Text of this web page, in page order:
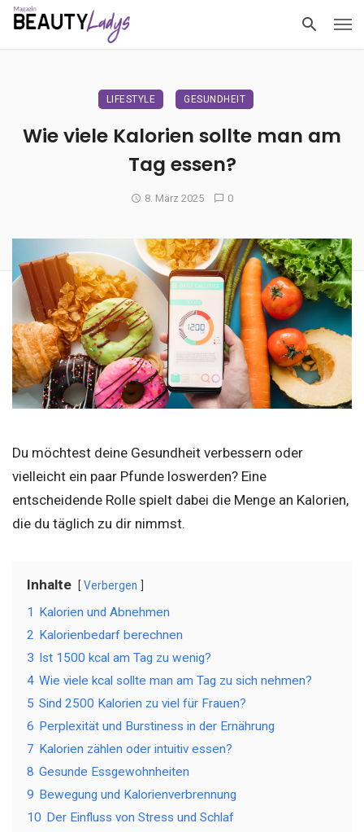
LIFESTYLE GESUNDHEIT
Wie viele Kalorien sollte man am
Tag essen?
8. März 2025 0
Du möchtest deine Gesundheit verbessern oder
vielleicht ein paar Pfunde loswerden? Eine
entscheidende Rolle spielt dabei die Menge an Kalorien,
die du täglich zu dir nimmst.
Inhalte Verbergen
1 Kalorien und Abnehmen
2 Kalorienbedarf berechnen
3 Ist 1500 kcal am Tag zu wenig?
4 Wie viele kcal sollte man am Tag zu sich nehmen?
5 Sind 2500 Kalorien zu viel für Frauen?
6 Perplexität und Burstiness in der Ernährung
7 Kalorien zählen oder intuitiv essen?
8 Gesunde Essgewohnheiten
9 Bewegung und Kalorienverbrennung
10 Der Einfluss von Stress und Schlaf